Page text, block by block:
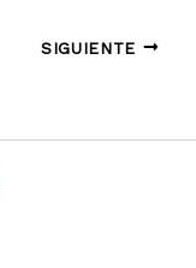
SIGUIENTE